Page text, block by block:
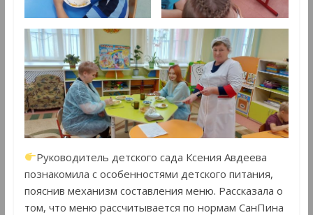
Руководитель детского сада Ксения Авдеева
познакомила с особенностями детского питания,
пояснив механизм составления меню. Рассказала о
том, что меню рассчитывается по нормам СанПина